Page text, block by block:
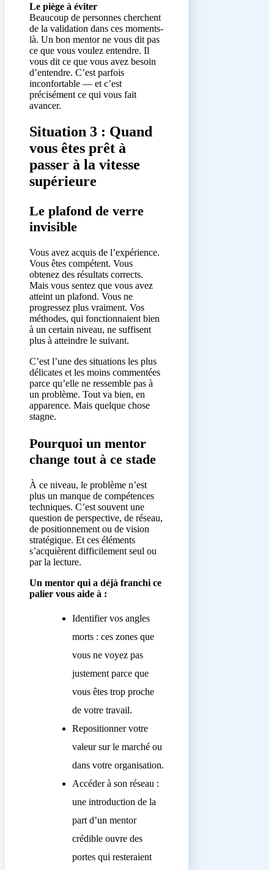
Le piège à éviter
Beaucoup de personnes cherchent
de la validation dans ces moments-
là. Un bon mentor ne vous dit pas
ce que vous voulez entendre. Il
vous dit ce que vous avez besoin
d’entendre. C’est parfois
inconfortable — et c’est
précisément ce qui vous fait
avancer.
Situation 3 : Quand
vous êtes prêt à
passer à la vitesse
supérieure
Le plafond de verre
invisible
Vous avez acquis de l’expérience.
Vous êtes compétent. Vous
obtenez des résultats corrects.
Mais vous sentez que vous avez
atteint un plafond. Vous ne
progressez plus vraiment. Vos
méthodes, qui fonctionnaient bien
à un certain niveau, ne suffisent
plus à atteindre le suivant.
C’est l’une des situations les plus
délicates et les moins commentées
parce qu’elle ne ressemble pas à
un problème. Tout va bien, en
apparence. Mais quelque chose
stagne.
Pourquoi un mentor
change tout à ce stade
À ce niveau, le problème n’est
plus un manque de compétences
techniques. C’est souvent une
question de perspective, de réseau,
de positionnement ou de vision
stratégique. Et ces éléments
s’acquièrent difficilement seul ou
par la lecture.
Un mentor qui a déjà franchi ce
palier vous aide à :
Identifier vos angles
morts : ces zones que
vous ne voyez pas
justement parce que
vous êtes trop proche
de votre travail.
Repositionner votre
valeur sur le marché ou
dans votre organisation.
Accéder à son réseau :
une introduction de la
part d’un mentor
crédible ouvre des
portes qui resteraient